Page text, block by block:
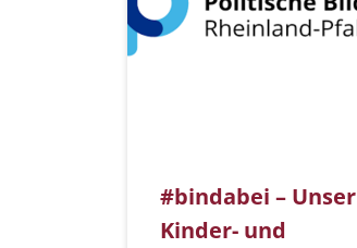
#bindabei – Unser
Kinder- und